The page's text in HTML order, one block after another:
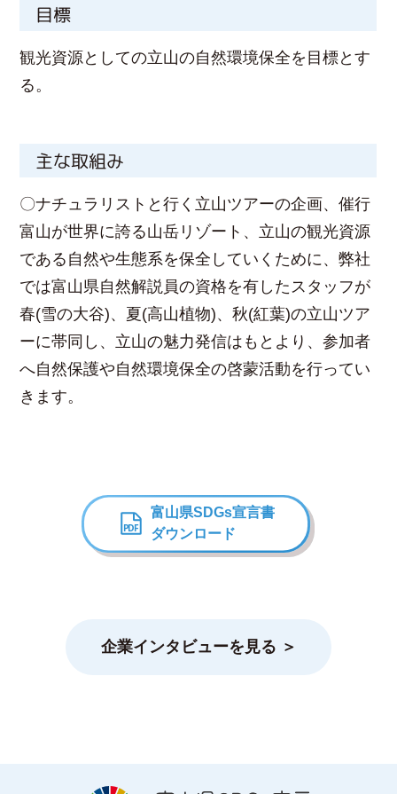
目標
観光資源としての立山の自然環境保全を目標とす
る。
主な取組み
〇ナチュラリストと行く立山ツアーの企画、催行
富山が世界に誇る山岳リゾート、立山の観光資源
である自然や生態系を保全していくために、弊社
では富山県自然解説員の資格を有したスタッフが
春(雪の大谷)、夏(高山植物)、秋(紅葉)の立山ツア
ーに帯同し、立山の魅力発信はもとより、参加者
へ自然保護や自然環境保全の啓蒙活動を行ってい
きます。
富山県SDGs宣言書
ダウンロード
企業インタビューを見る ＞